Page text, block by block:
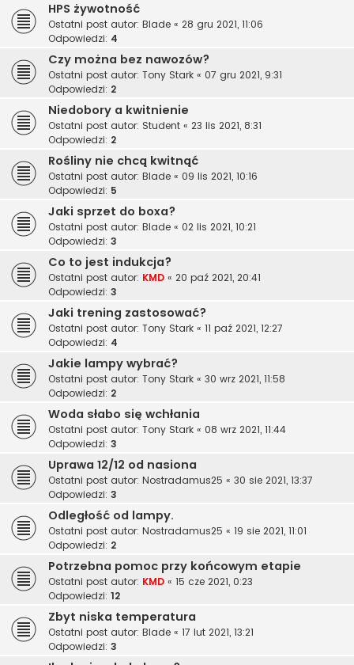
HPS żywotność
Ostatni post autor: Blade « 28 gru 2021, 11:06
Odpowiedzi: 4
Czy można bez nawozów?
Ostatni post autor: Tony Stark « 07 gru 2021, 9:31
Odpowiedzi: 2
Niedobory a kwitnienie
Ostatni post autor: Student « 23 lis 2021, 8:31
Odpowiedzi: 2
Rośliny nie chcą kwitnąć
Ostatni post autor: Blade « 09 lis 2021, 10:16
Odpowiedzi: 5
Jaki sprzet do boxa?
Ostatni post autor: Blade « 02 lis 2021, 10:21
Odpowiedzi: 3
Co to jest indukcja?
Ostatni post autor: KMD « 20 paź 2021, 20:41
Odpowiedzi: 3
Jaki trening zastosować?
Ostatni post autor: Tony Stark « 11 paź 2021, 12:27
Odpowiedzi: 4
Jakie lampy wybrać?
Ostatni post autor: Tony Stark « 30 wrz 2021, 11:58
Odpowiedzi: 2
Woda słabo się wchłania
Ostatni post autor: Tony Stark « 08 wrz 2021, 11:44
Odpowiedzi: 3
Uprawa 12/12 od nasiona
Ostatni post autor: Nostradamus25 « 30 sie 2021, 13:37
Odpowiedzi: 3
Odległość od lampy.
Ostatni post autor: Nostradamus25 « 19 sie 2021, 11:01
Odpowiedzi: 2
Potrzebna pomoc przy końcowym etapie
Ostatni post autor: KMD « 15 cze 2021, 0:23
Odpowiedzi: 12
Zbyt niska temperatura
Ostatni post autor: Blade « 17 lut 2021, 13:21
Odpowiedzi: 3